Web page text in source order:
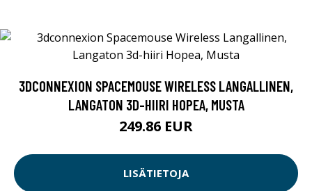
3DCONNEXION SPACEMOUSE WIRELESS LANGALLINEN,
LANGATON 3D-HIIRI HOPEA, MUSTA
249.86 EUR
LISÄTIETOJA